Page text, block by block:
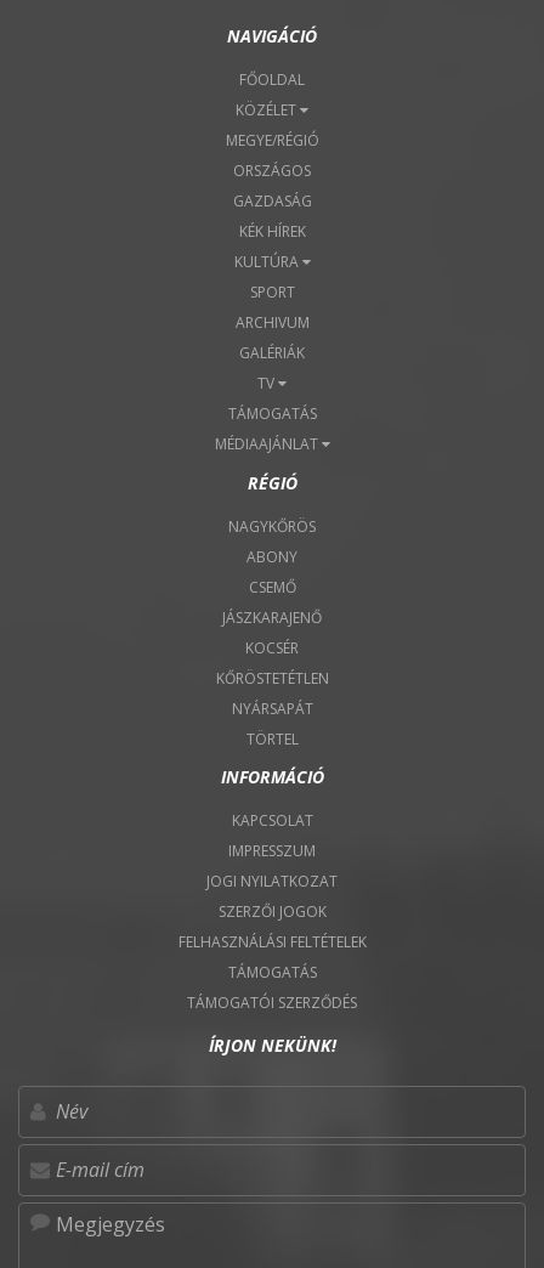
NAVIGÁCIÓ
FŐOLDAL
KÖZÉLET
MEGYE/RÉGIÓ
ORSZÁGOS
GAZDASÁG
KÉK HÍREK
KULTÚRA
SPORT
ARCHIVUM
GALÉRIÁK
TV
TÁMOGATÁS
MÉDIAAJÁNLAT
RÉGIÓ
NAGYKŐRÖS
ABONY
CSEMŐ
JÁSZKARAJENŐ
KOCSÉR
KŐRÖSTETÉTLEN
NYÁRSAPÁT
TÖRTEL
INFORMÁCIÓ
KAPCSOLAT
IMPRESSZUM
JOGI NYILATKOZAT
SZERZŐI JOGOK
FELHASZNÁLÁSI FELTÉTELEK
TÁMOGATÁS
TÁMOGATÓI SZERZŐDÉS
ÍRJON NEKÜNK!